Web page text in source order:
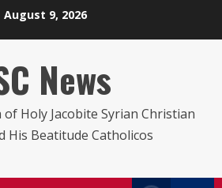
August 9, 2026
News
Holy Jacobite Syrian Christian
His Beatitude Catholicos